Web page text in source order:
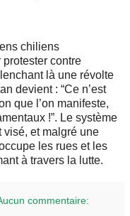
chiliens
contre
là une révolte
devient : “Ce n’est
que l’on manifeste,
!”. Le système
et malgré une
les rues et les
à travers la lutte.
commentaire: